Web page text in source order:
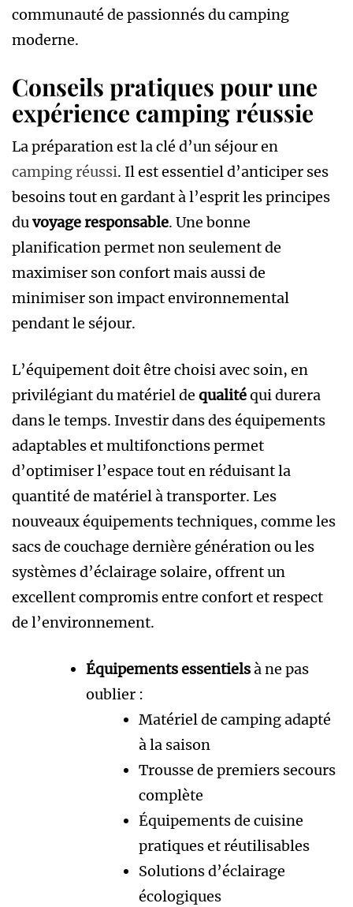
communauté de passionnés du camping
moderne.
Conseils pratiques pour une
expérience camping réussie
La préparation est la clé d’un séjour en
camping réussi. Il est essentiel d’anticiper ses
besoins tout en gardant à l’esprit les principes
duvoyage responsable. Une bonne
planification permet non seulement de
maximiser son confort mais aussi de
minimiser son impact environnemental
pendant le séjour.
L’équipement doit être choisi avec soin, en
privilégiant du matériel de qualitéqui durera
dans le temps. Investir dans des équipements
adaptables et multifonctions permet
d’optimiser l’espace tout en réduisant la
quantité de matériel à transporter. Les
nouveaux équipements techniques, comme les
sacs de couchage dernière génération ou les
systèmes d’éclairage solaire, offrent un
excellent compromis entre confort et respect
de l’environnement.
Équipements essentielsà ne pas
oublier :
Matériel de camping adapté
à la saison
Trousse de premiers secours
complète
Équipements de cuisine
pratiques et réutilisables
Solutions d’éclairage
écologiques